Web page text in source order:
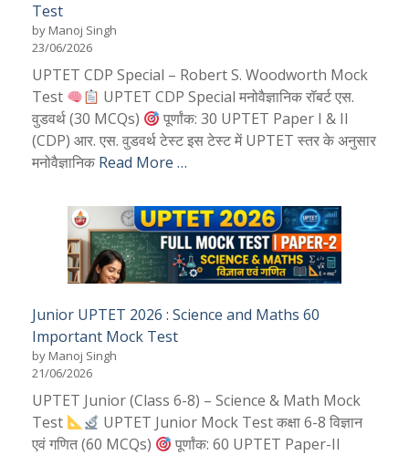
Test
by Manoj Singh
23/06/2026
UPTET CDP Special – Robert S. Woodworth Mock
Test
UPTET CDP Special मनोवैज्ञानिक रॉबर्ट एस.
वुडवर्थ (30 MCQs)
पूर्णांक: 30 UPTET Paper I & II
(CDP) आर. एस. वुडवर्थ टेस्ट इस टेस्ट में UPTET स्तर के अनुसार
मनोवैज्ञानिक Read More …
Junior UPTET 2026 : Science and Maths 60
Important Mock Test
by Manoj Singh
21/06/2026
UPTET Junior (Class 6-8) – Science & Math Mock
Test
UPTET Junior Mock Test कक्षा 6-8 विज्ञान
एवं गणित (60 MCQs)
पूर्णांक: 60 UPTET Paper-II